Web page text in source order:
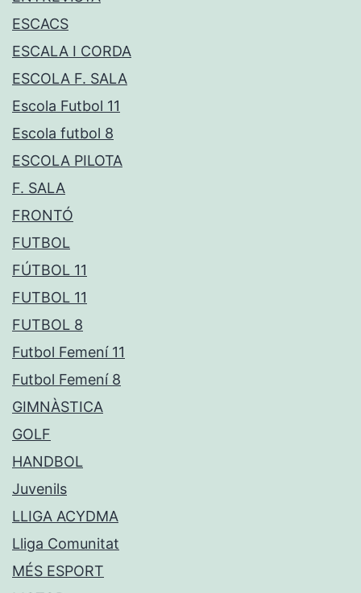
ESCACS
ESCALA I CORDA
ESCOLA F. SALA
Escola Futbol 11
Escola futbol 8
ESCOLA PILOTA
F. SALA
FRONTÓ
FUTBOL
FÚTBOL 11
FUTBOL 11
FUTBOL 8
Futbol Femení 11
Futbol Femení 8
GIMNÀSTICA
GOLF
HANDBOL
Juvenils
LLIGA ACYDMA
Lliga Comunitat
MÉS ESPORT